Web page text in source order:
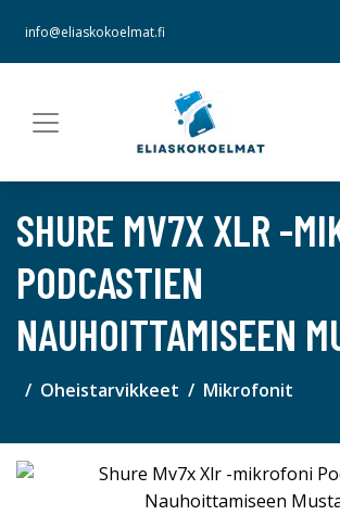
info@eliaskokoelmat.fi
SHURE MV7X XLR -
PODCASTIEN
NAUHOITTAMISEEN
Oheistarvikkeet Mikrofonit